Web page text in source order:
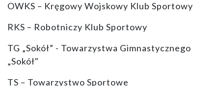
OWKS – Kręgowy Wojskowy Klub Sportowy
RKS – Robotniczy Klub Sportowy
TG „Sokół” - Towarzystwa Gimnastycznego
„Sokół"
TS – Towarzystwo Sportowe